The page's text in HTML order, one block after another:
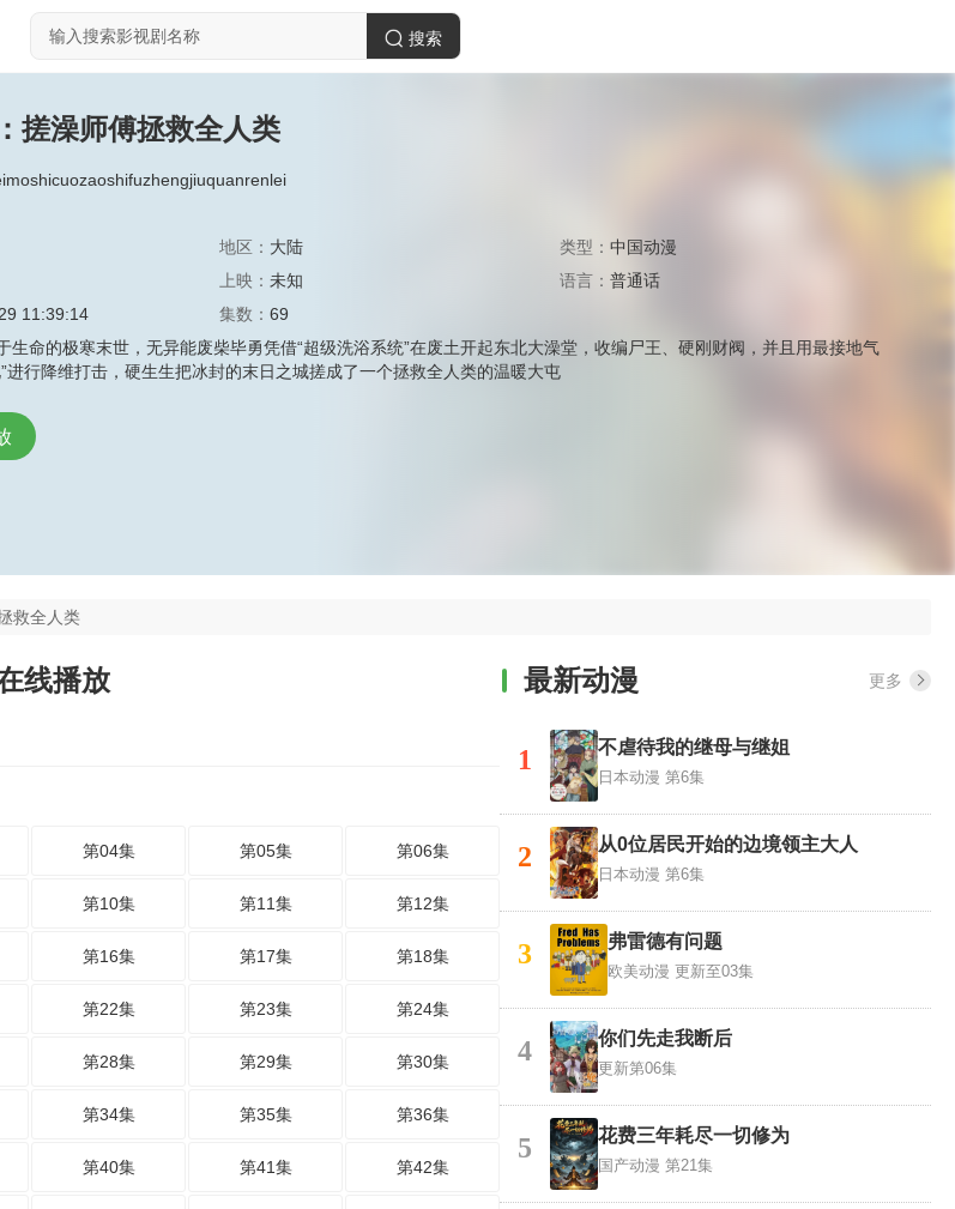
搜索
搓澡师傅拯救全人类
地区： 大陆 类型：中国动漫
上映： 未知 语言：普通话
11:39:14 集数： 69
生命的极寒末世，无异能废柴毕勇凭借“超级洗浴系统”在废土开起东北大澡堂，收编尸王、硬刚财阀，并且用最接地气
进行降维打击，硬生生把冰封的末日之城搓成了一个拯救全人类的温暖大屯
救全人类
线播放
第04集 第05集 第06集
第10集 第11集 第12集
第16集 第17集 第18集
第22集 第23集 第24集
第28集 第29集 第30集
第34集 第35集 第36集
第40集 第41集 第42集
最新动漫 更多
1 不虐待我的继母与继姐
日本动漫 第6集
2 从0位居民开始的边境领主大人
日本动漫 第6集
3 弗雷德有问题
欧美动漫 更新至03集
4 你们先走我断后
更新第06集
5 花费三年耗尽一切修为
国产动漫 第21集